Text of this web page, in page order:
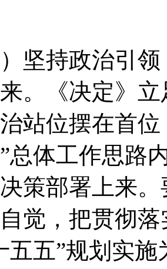
持政治引领
。
《决定》
站位摆在首位
总体工作思路
策部署上来。
觉 ， 把贯彻
五五”规划实施